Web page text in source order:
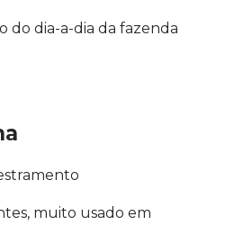
do dia-a-dia da fazenda
muito usado em